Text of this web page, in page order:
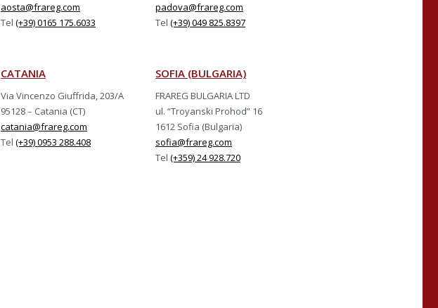
aosta@frareg.com
Tel (+39) 0165 175.6033
padova@frareg.com
Tel (+39) 049 825.8397
CATANIA
Via Vincenzo Giuffrida, 203/A
95128 – Catania (CT)
catania@frareg.com
Tel (+39) 0953 288.408
SOFIA (BULGARIA)
FRAREG BULGARIA LTD
ul. “Troyanski Prohod” 16
1612 Sofia (Bulgaria)
sofia@frareg.com
Tel (+359) 24 928.720